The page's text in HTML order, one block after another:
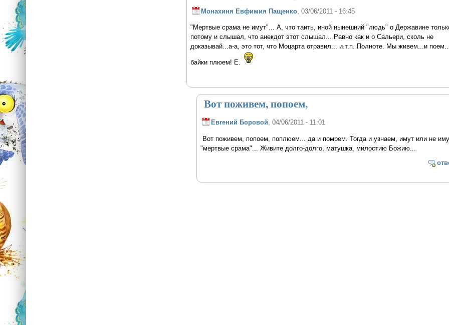
Монахиня Евфимия Пащенко, 03/06/2011 - 16:45
"Мертвые срама не имут"... А, что таить, иной нынешний "людь" о Державине
потому и слышал, что анекдот этот слышал... Равно как и о Сальери, сколь не
доказывай...а-а, это тот, что Моцарта отравил... и.т.п. Полноте. Мы живем...и
байки плюем! Е.
Вот поживем, попоем,
Евгений Боровой, 04/06/2011 - 11:01
Вот поживем, попоем, поплюем... да и помрем. Тогда и узнаем, имут или не
"мертвые срама"... Живите долго-долго, матушка, милостию Божию...